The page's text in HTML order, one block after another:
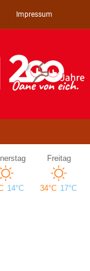
Impressum